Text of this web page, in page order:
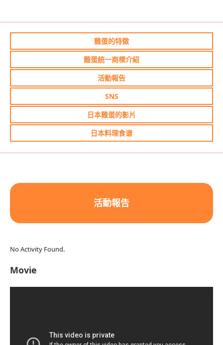
雞蛋的特徵
雞蛋統一商標介紹
活動報告
SNS
日本雞蛋的影片
日本料理食谱
活動報告
No Activity Found.
Movie